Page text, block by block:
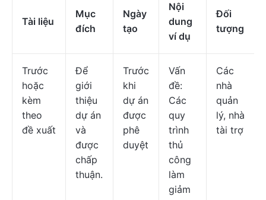
Tài liệu
Mục
đích
Ngày
tạo
Nội
dung
ví dụ
Đối
tượng
Trước
hoặc
kèm
theo
đề xuất
Để
giới
thiệu
dự án
và
được
chấp
thuận.
Trước
khi
dự án
được
phê
duyệt
Vấn
đề:
Các
quy
trình
thủ
công
làm
giảm
Các
nhà
quản
lý, nhà
tài trợ